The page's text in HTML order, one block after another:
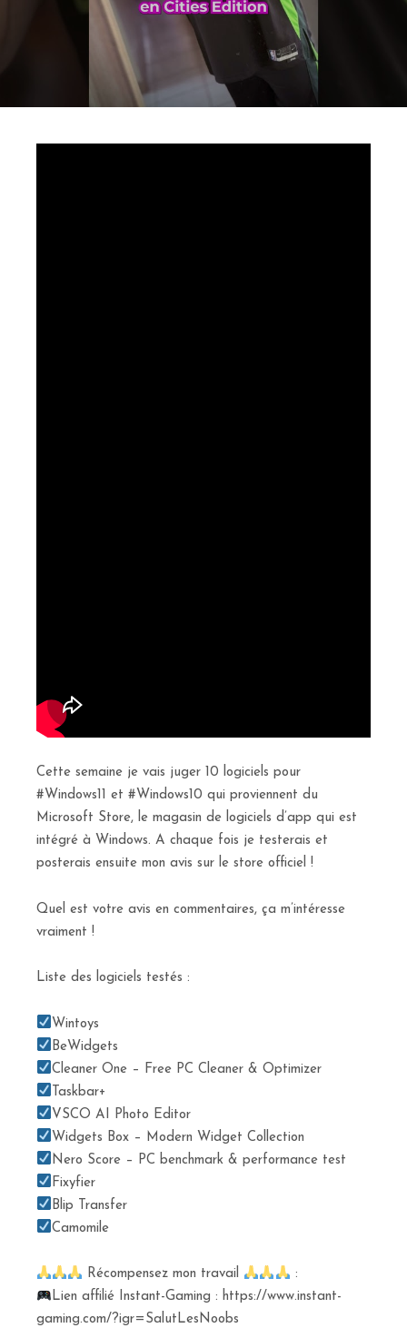
Cette semaine je vais juger 10 logiciels pour
#Windows11 et #Windows10 qui proviennent du
Microsoft Store, le magasin de logiciels d’app qui est
intégré à Windows. A chaque fois je testerais et
posterais ensuite mon avis sur le store officiel !
Quel est votre avis en commentaires, ça m’intéresse
vraiment !
Liste des logiciels testés :
Wintoys
BeWidgets
Cleaner One – Free PC Cleaner & Optimizer
Taskbar+
VSCO AI Photo Editor
Widgets Box – Modern Widget Collection
Nero Score – PC benchmark & performance test
Fixyfier
Blip Transfer
Camomile
Récompensez mon travail
:
Lien affilié Instant-Gaming : https://www.instant-
gaming.com/?igr=SalutLesNoobs